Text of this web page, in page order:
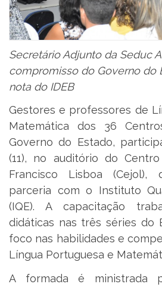
Secretário Adjunto da Seduc
compromisso do Governo do
nota do IDEB
Gestores e professores de
Matemática dos 36
Governo do Estado,
(11), no auditório do
Francisco Lisboa (Cejol),
parceria com o Instituto
(IQE). A capacitação
didáticas nas três séries do
foco nas habilidades e
Língua Portuguesa e
A formada é ministrada